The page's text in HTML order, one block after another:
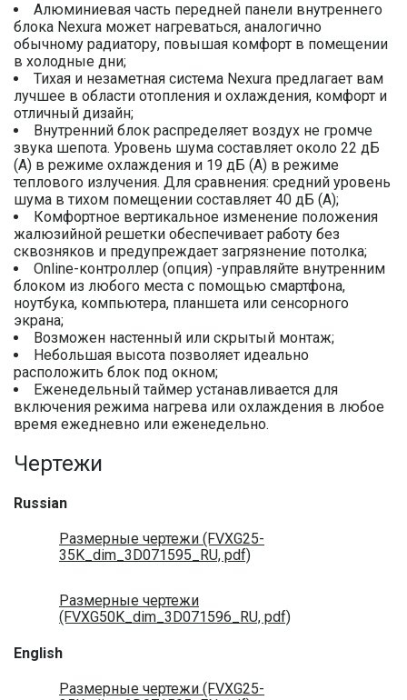
Алюминиевая часть передней панели внутреннего
блока Nexura может нагреваться, аналогично
обычному радиатору, повышая комфорт в помещении
в холодные дни;
Тихая и незаметная система Nexura предлагает вам
лучшее в области отопления и охлаждения, комфорт и
отличный дизайн;
Внутренний блок распределяет воздух не громче
звука шепота. Уровень шума составляет около 22 дБ
(A) в режиме охлаждения и 19 дБ (A) в режиме
теплового излучения. Для сравнения: средний уровень
шума в тихом помещении составляет 40 дБ (A);
Комфортное вертикальное изменение положения
жалюзийной решетки обеспечивает работу без
сквозняков и предупреждает загрязнение потолка;
Online-контроллер (опция) -управляйте внутренним
блоком из любого места с помощью смартфона,
ноутбука, компьютера, планшета или сенсорного
экрана;
Возможен настенный или скрытый монтаж;
Небольшая высота позволяет идеально
расположить блок под окном;
Еженедельный таймер устанавливается для
включения режима нагрева или охлаждения в любое
время ежедневно или еженедельно.
Чертежи
Russian
Размерные чертежи (FVXG25-
35K_dim_3D071595_RU, pdf)
Размерные чертежи
(FVXG50K_dim_3D071596_RU, pdf)
English
Размерные чертежи (FVXG25-